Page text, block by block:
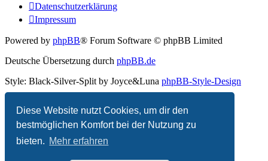
Diese Website nutzt Cookies, um dir den
bestmöglichen Komfort bei der Nutzung zu
bieten. Mehr erfahren
Datenschutzerklärung
Impressum
Powered by phpBB® Forum Software © phpBB Limited
Deutsche Übersetzung durch phpBB.de
Style: Black-Silver-Split by Joyce&Luna phpBB-Style-Design